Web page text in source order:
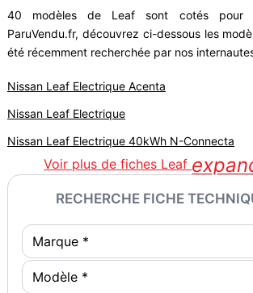
40 modèles de Leaf sont cotés pour
ParuVendu.fr, découvrez ci-dessous les
été récemment recherchée par nos
Nissan Leaf Electrique Acenta
Nissan Leaf Electrique
Nissan Leaf Electrique 40kWh N-Connecta
Voir plus de fiches Leaf
RECHERCHE FICHE